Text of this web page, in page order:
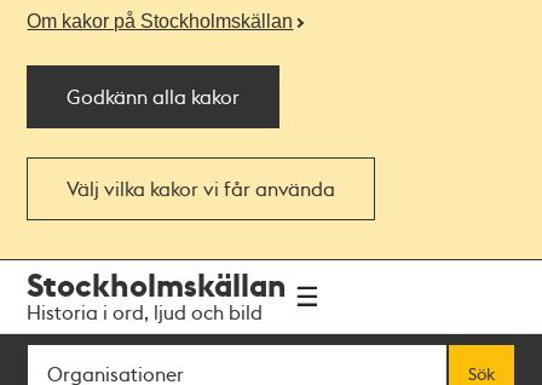
Om kakor på Stockholmskällan
Godkänn alla kakor
Välj vilka kakor vi får använda
navigationen
huvudinnehållet
Stockholmskällan
Historia i ord, ljud och bild
Sök
Sök